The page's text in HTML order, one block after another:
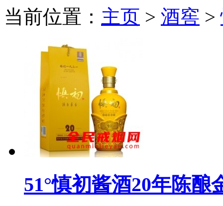
当前位置： 主页 > 酒窖 >
51°慎初酱酒20年陈酿